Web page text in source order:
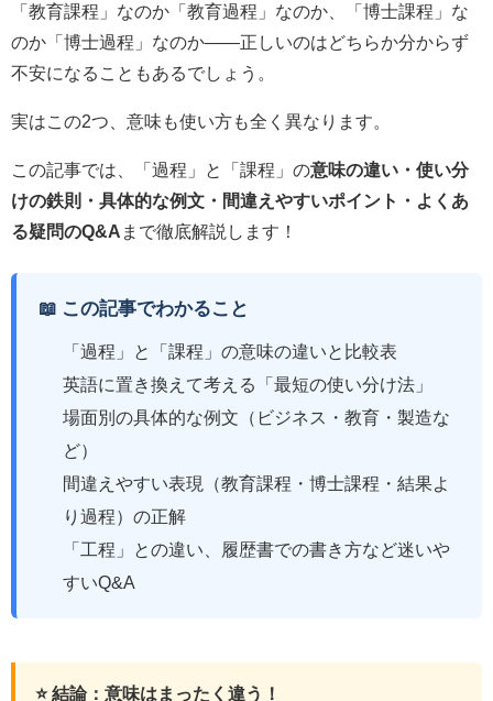
「教育課程」なのか「教育過程」なのか、「博士課程」な
のか「博士過程」なのか——正しいのはどちらか分からず
不安になることもあるでしょう。
実はこの2つ、意味も使い方も全く異なります。
この記事では、「過程」と「課程」の意味の違い・使い分
けの鉄則・具体的な例文・間違えやすいポイント・よくあ
る疑問のQ&A まで徹底解説します！
📖 この記事でわかること
「過程」と「課程」の意味の違いと比較表
英語に置き換えて考える「最短の使い分け法」
場面別の具体的な例文（ビジネス・教育・製造な
ど）
間違えやすい表現（教育課程・博士課程・結果よ
り過程）の正解
「工程」との違い、履歴書での書き方など迷いや
すいQ&A
⭐ 結論：意味はまったく違う！